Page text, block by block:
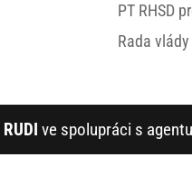
PT RHSD
Rada
RUDI ve spolupráci s